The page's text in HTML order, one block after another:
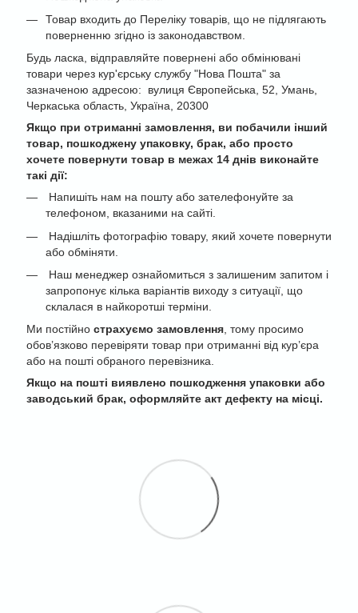
Товар входить до Переліку товарів, що не підлягають
поверненню згідно із законодавством.
Будь ласка, відправляйте повернені або обмінювані
товари через кур'єрську службу "Нова Пошта" за
зазначеною адресою: вулиця Європейська, 52, Умань,
Черкаська область, Україна, 20300
Якщо при отриманні замовлення, ви побачили інший
товар, пошкоджену упаковку, брак, або просто
хочете повернути товар в межах 14 днів виконайте
такі дії:
Напишіть нам на пошту або зателефонуйте за
телефоном, вказаними на сайті.
Надішліть фотографію товару, який хочете повернути
або обміняти.
Наш менеджер ознайомиться з залишеним запитом і
запропонує кілька варіантів виходу з ситуації, що
склалася в найкоротші терміни.
Ми постійно страхуємо замовлення, тому просимо
обов’язково перевіряти товар при отриманні від кур’єра
або на пошті обраного перевізника.
Якщо на пошті виявлено пошкодження упаковки або
заводський брак, оформляйте акт дефекту на місці.